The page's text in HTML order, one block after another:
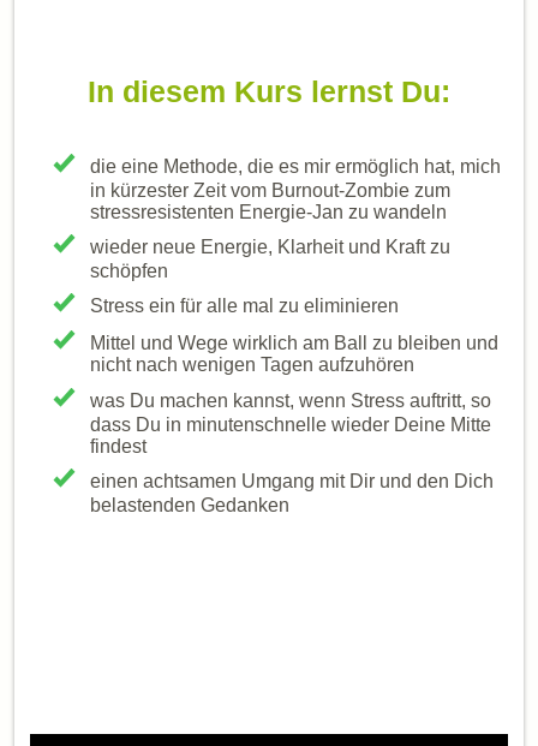
In diesem Kurs lernst Du:
die eine Methode, die es mir ermöglich hat, mich
in kürzester Zeit vom Burnout-Zombie zum
stressresistenten Energie-Jan zu wandeln
wieder neue Energie, Klarheit und Kraft zu
schöpfen
Stress ein für alle mal zu eliminieren
Mittel und Wege wirklich am Ball zu bleiben und
nicht nach wenigen Tagen aufzuhören
was Du machen kannst, wenn Stress auftritt, so
dass Du in minutenschnelle wieder Deine Mitte
findest
einen achtsamen Umgang mit Dir und den Dich
belastenden Gedanken